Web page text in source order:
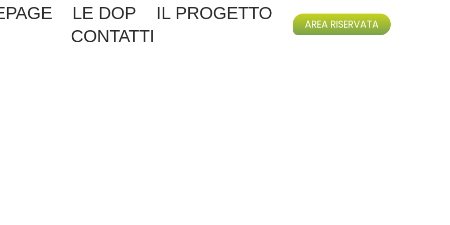
LE DOP
IL PROGETTO
CONTATTI
AREA RISERVATA